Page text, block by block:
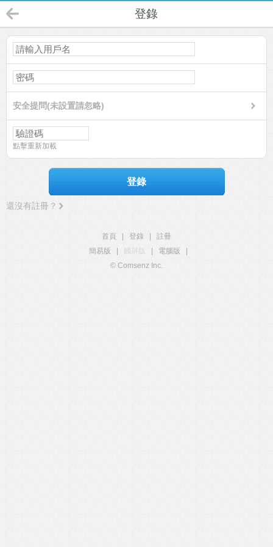
登錄
安全提問(未設置請忽略)
點擊重新加載
登錄
還沒有註冊？
首頁 登錄
註冊
簡易版
觸屏版 電腦版
© Comsenz Inc.